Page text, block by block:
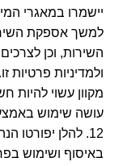
יישמרו במאגרי
למשך אספקת
השירות, וכן
ולמדיניות פרטיות
מקוון עשוי להיות
עושה שימוש
12. להלן
באיסוף ושימוש